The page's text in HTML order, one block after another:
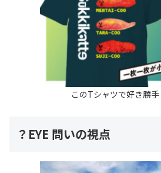
このTシャツで好き勝手
？EYE 問いの視点